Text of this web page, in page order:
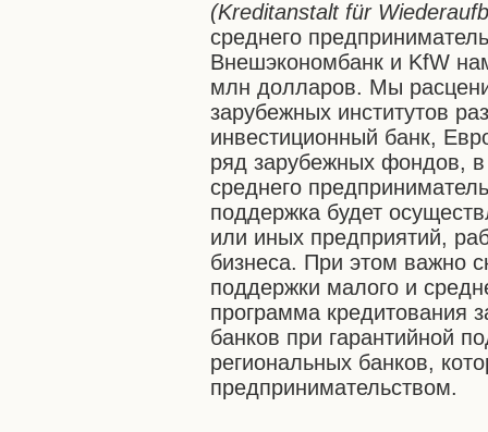
(Kreditanstalt für
среднего
Внешэкономбанк и KfW
млн долларов. Мы
зарубежных институтов
инвестиционный банк,
ряд зарубежных фондов,
среднего
поддержка будет
или иных предприятий,
бизнеса. При этом важно
поддержки малого и
программа кредитования
банков при гарантийной
региональных банков,
предпринимательством.